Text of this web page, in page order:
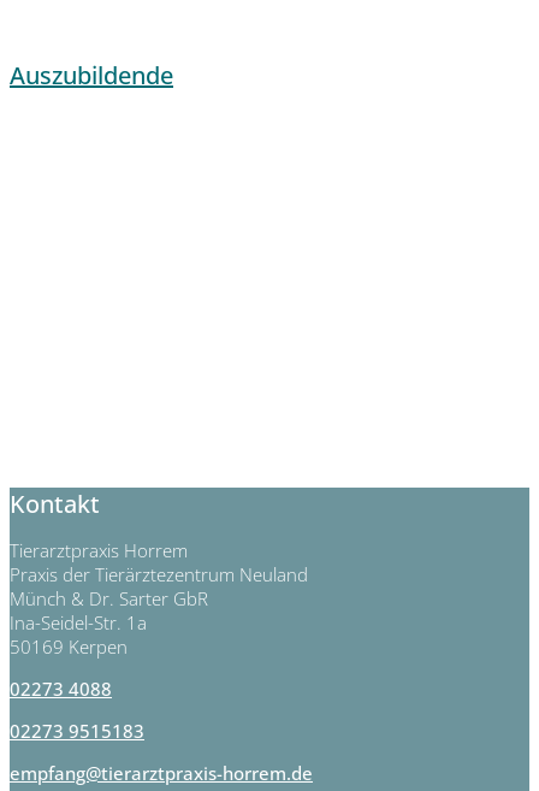
Auszubildende
Kontakt
Tierarztpraxis Horrem
Praxis der Tierärztezentrum Neuland
Münch & Dr. Sarter GbR
Ina-Seidel-Str. 1a
50169 Kerpen
02273 4088
02273 9515183
empfang@tierarztpraxis-horrem.de